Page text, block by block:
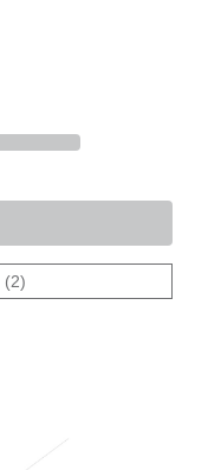
(2)